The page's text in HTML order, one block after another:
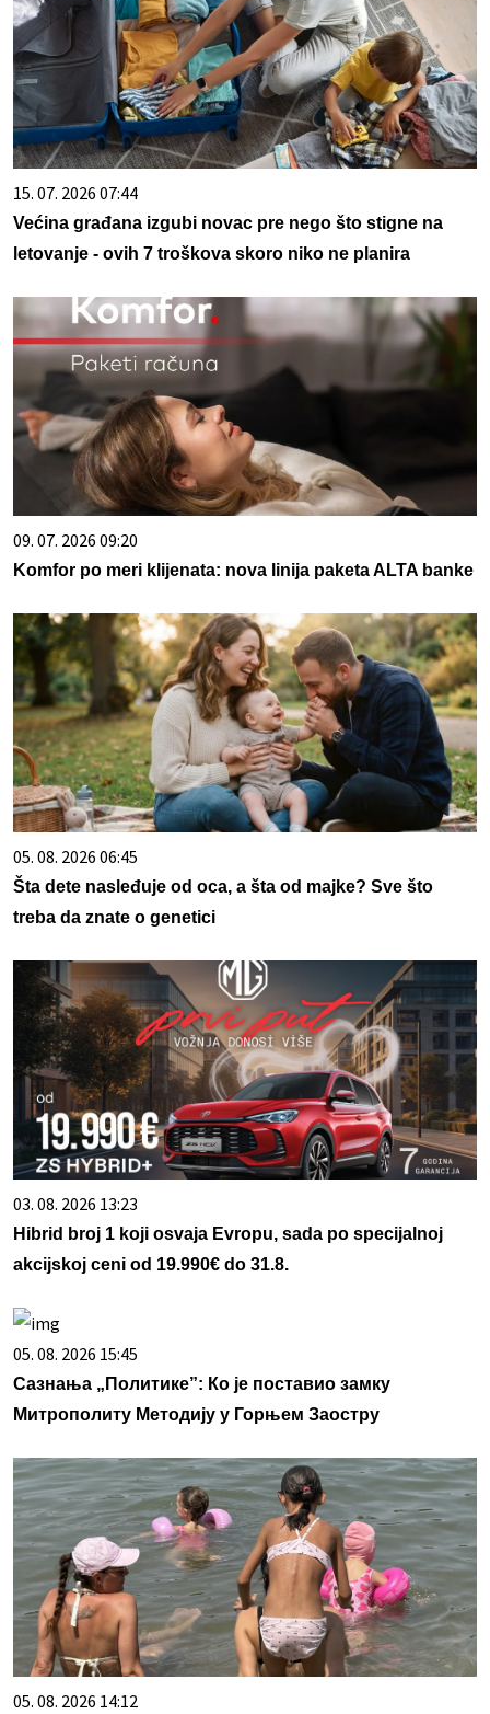
15. 07. 2026 07:44
Većina građana izgubi novac pre nego što stigne na
letovanje - ovih 7 troškova skoro niko ne planira
09. 07. 2026 09:20
Komfor po meri klijenata: nova linija paketa ALTA banke
05. 08. 2026 06:45
Šta dete nasleđuje od oca, a šta od majke? Sve što
treba da znate o genetici
03. 08. 2026 13:23
Hibrid broj 1 koji osvaja Evropu, sada po specijalnoj
akcijskoj ceni od 19.990€ do 31.8.
05. 08. 2026 15:45
Сазнања „Политике”: Ко је поставио замку
Митрополиту Методију у Горњем Заостру
05. 08. 2026 14:12